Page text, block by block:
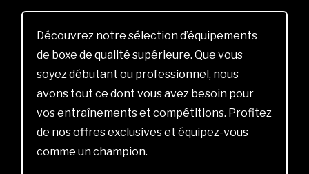
Découvrez notre sélection d’équipements
de boxe de qualité supérieure. Que vous
soyez débutant ou professionnel, nous
avons tout ce dont vous avez besoin pour
vos entraînements et compétitions. Profitez
de nos offres exclusives et équipez-vous
comme un champion.